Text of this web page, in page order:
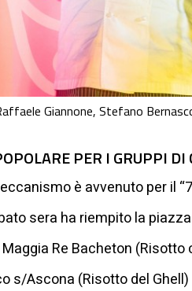
Giannone, Stefano
PER I GRUPPI DI
è avvenuto per il
sera ha riempito la
Re Bacheton
s/Ascona (Risotto del